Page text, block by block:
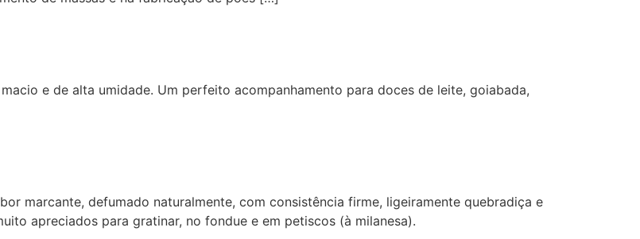
e de alta umidade. Um perfeito acompanhamento para doces de leite, goiabada,
marcante, defumado naturalmente, com consistência firme, ligeiramente quebradiça e
apreciados para gratinar, no fondue e em petiscos (à milanesa).